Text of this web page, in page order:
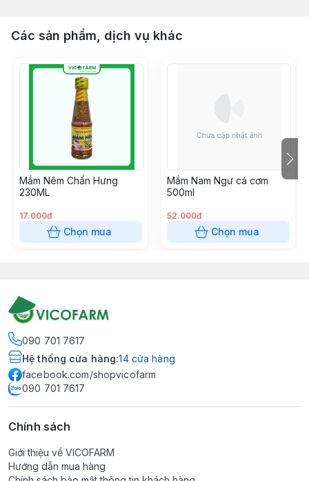
Các sản phẩm, dịch vụ khác
Mắm Nêm Chấn Hưng
230ML
17.000đ
Chọn mua
Mắm Nam Ngư cá cơm
500ml
52.000đ
Chọn mua
090 701 7617
Hệ thống cửa hàng:14 cửa hàng
facebook.com/shopvicofarm
090 701 7617
Chính sách
Giới thiệu về VICOFARM
Hướng dẫn mua hàng